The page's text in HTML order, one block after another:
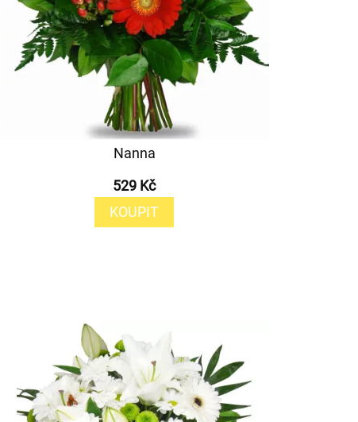
Nanna
529 Kč
KOUPIT